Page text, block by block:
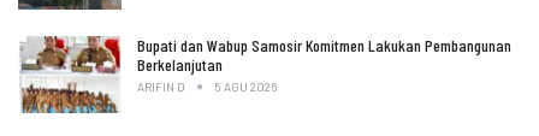
Bupati dan Wabup Samosir Komitmen Lakukan Pembangunan
Berkelanjutan
ARIFIN D 5 AGU 2026